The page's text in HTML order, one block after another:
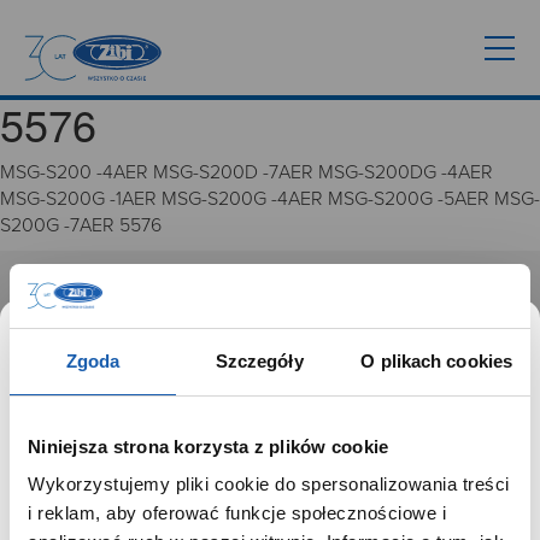
Zgoda Szczegóły O plikach cookies
Niniejsza strona korzysta z plików cookie
Wykorzystujemy pliki cookie do spersonalizowania treści
i reklam, aby oferować funkcje społecznościowe i
5576
MSG-S200 -4AER MSG-S200D -7AER MSG-S200DG -4AER
MSG-S200G -1AER MSG-S200G -4AER MSG-S200G -5AER MSG-
S200G -7AER 5576
GRUPA ZIBI
Historia
Kariera
Zgoda na ciasteczka
SZANOWNY UŻYTKOWNIKU,